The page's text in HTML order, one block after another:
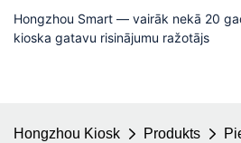
Hongzhou Smart — vairāk nekā 20
kioska gatavu risinājumu ražotājs
Hongzhou Kiosk Produkts